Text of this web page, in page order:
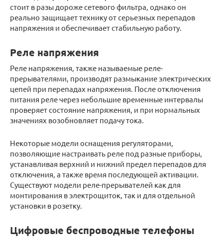
стоит в разы дороже сетевого фильтра, однако он
реально защищает технику от серьезных перепадов
напряжения и обеспечивает стабильную работу.
Реле напряжения
Реле напряжения, также называемые реле-
прерывателями, производят размыкание электрических
цепей при перепадах напряжения. После отключения
питания реле через небольшие временные интервалы
проверяет состояние напряжения, и при нормальных
значениях возобновляет подачу тока.
Некоторые модели оснащения регуляторами,
позволяющие настраивать реле под разные приборы,
устанавливая верхний и нижний предел перепадов для
отключения, а также время последующей активации.
Существуют модели реле-прерывателей как для
монтирования в электрощиток, так и для отдельной
установки в розетку.
Цифровые беспроводные телефоны